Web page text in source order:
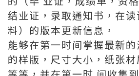
结业证，录取通知书，在
料）的版本更新信息，
能够在第一时间掌握最新
的样版，尺寸大小，纸张